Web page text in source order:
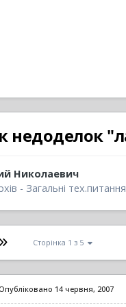
недоделок
Николаевич
- Загальні тех.питання
Сторінка 1 з 5
Опубліковано 14 червня, 2007